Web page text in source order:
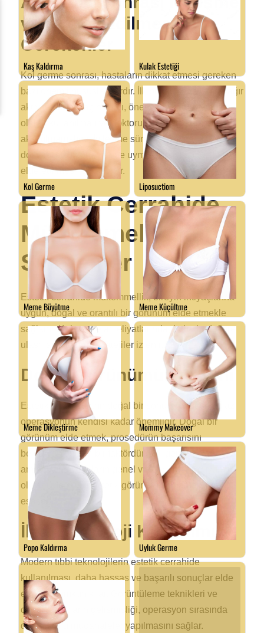
ve Dikkat Edilmesi
Gerekenler
Kol germe sonrası, hastaların dikkat etmesi gereken
bazı önemli hususlar vardır. İlk birkaç hafta içinde ağır
aktivitelerden kaçınılmalı, önerilen ilaçlar düzenli
olarak kullanılmalı ve doktorun belirttiği kontroller
aksatılmamalıdır. İyileşme süreci boyunca
doktorunuzun önerilerine uymak, en iyi sonuçların
elde edilmesi için kritiktir.
Estetik Cerrahide
Mükemmellik İçin
Stratejiler
Estetik cerrahide mükemmellik, bireyin ihtiyaçlarına
uygun, doğal ve orantılı bir görünüm elde etmekle
sağlanır. Kol germe ameliyatlarında da bu hedeflere
ulaşmak için bazı stratejiler izlenir.
Doğal Görünümün Önemi
Estetik ameliyatların doğal bir sonuç vermesi, en az
operasyonun kendisi kadar önemlidir. Doğal bir
görünüm elde etmek, prosedürün başarısını
belirleyen önemli bir faktördür. Kol germe
ameliyatında, kolların genel vücut yapısıyla uyumlu
olması, doğal bir estetik görünüm sağlamak için
esastır.
İleri Teknoloji Kullanımı
Modern tıbbi teknolojilerin estetik cerrahide
kullanılması, daha hassas ve başarılı sonuçlar elde
etmeyi mümkün kılar. Görüntüleme teknikleri ve
cerrahi araçların gelişmişliği, operasyon sırasında
daha doğru müdahaleler yapılmasını sağlar.